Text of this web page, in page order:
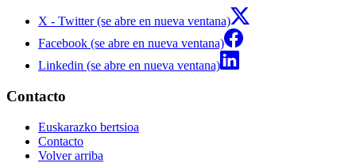
X - Twitter (se abre en nueva ventana)
Facebook (se abre en nueva ventana)
Linkedin (se abre en nueva ventana)
Contacto
Euskarazko bertsioa
Contacto
Volver arriba